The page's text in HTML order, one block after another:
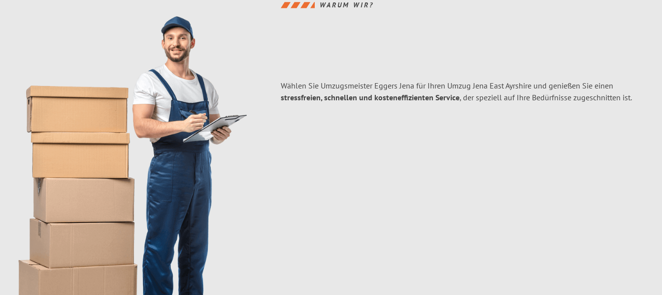
WARUM WIR?
Wählen Sie Umzugsmeister Eggers Jena für Ihren Umzug Jena East Ayrshire und genießen Sie einen
stressfreien, schnellen und kosteneffizienten Service, der speziell auf Ihre Bedürfnisse zugeschnitten ist.